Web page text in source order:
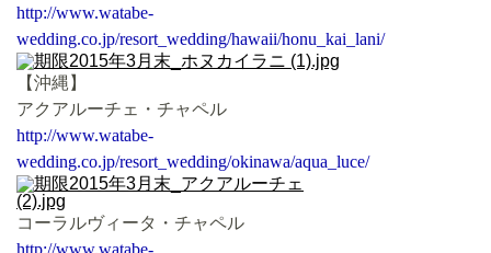
http://www.watabe-
wedding.co.jp/resort_wedding/hawaii/honu_kai_lani/
【沖縄】
アクアルーチェ・チャペル
http://www.watabe-
wedding.co.jp/resort_wedding/okinawa/aqua_luce/
コーラルヴィータ・チャペル